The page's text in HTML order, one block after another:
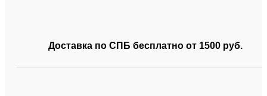
Доставка по СПБ бесплатно от 1500 руб.